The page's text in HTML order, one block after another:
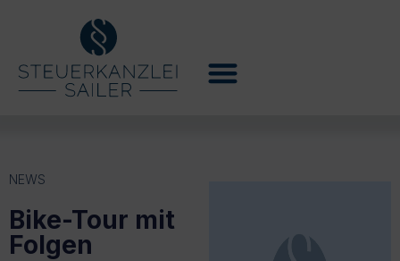
NEWS
Bike-Tour mit
Folgen